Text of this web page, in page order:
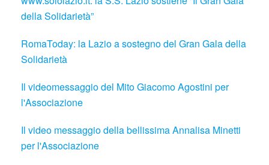
della Solidarietà”
RomaToday: la Lazio a sostegno del Gran Gala della
Solidarietà
Il videomessaggio del Mito Giacomo Agostini per
l'Associazione
Il video messaggio della bellissima Annalisa Minetti
per l'Associazione